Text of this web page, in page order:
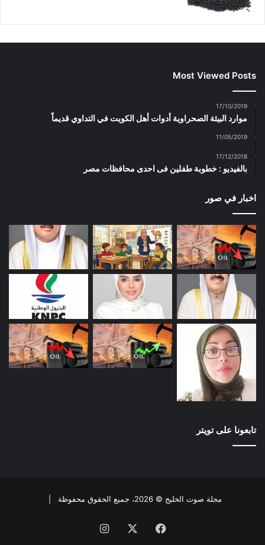
Most Viewed Posts
17/10/2019
موارد البيئة الصحراوية أدوات أهل الكويت في التداوي قديماً
11/05/2019
17/12/2018
بالفيديو : خطوبة طفلين فى احدى محافظات مصر
اخبار في صور
تابعونا على تويتر
مجلة صوت الخليج © 2026، جميع الحقوق محفوظة |
فيسبوك انستقرام